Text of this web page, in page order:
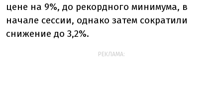
цене на 9%, до рекордного минимума, в
начале сессии, однако затем сократили
снижение до 3,2%.
РЕКЛАМА: